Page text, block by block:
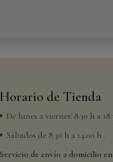
Horario de Tienda
De lunes a viernes: 8.30 h a
Sábados de 8.30 h a 14.00 h .
Servicio de envío a domicilio